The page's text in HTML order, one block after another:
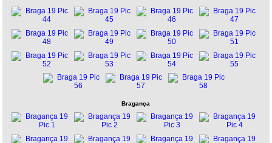
Bragança